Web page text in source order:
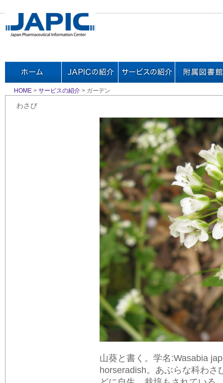
HOME > サービスの紹介 > ガーデン
わさび
山葵と書く。学名:Wasabia
horseradish。あぶらな科わ